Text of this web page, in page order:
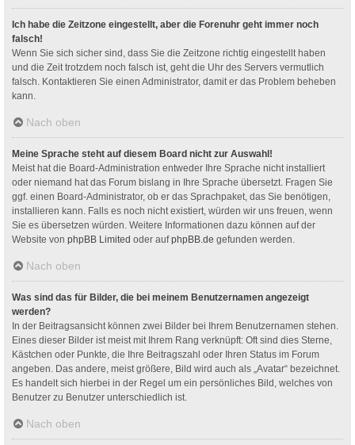
Ich habe die Zeitzone eingestellt, aber die Forenuhr geht immer noch
falsch!
Wenn Sie sich sicher sind, dass Sie die Zeitzone richtig eingestellt haben
und die Zeit trotzdem noch falsch ist, geht die Uhr des Servers vermutlich
falsch. Kontaktieren Sie einen Administrator, damit er das Problem beheben
kann.
Nach oben
Meine Sprache steht auf diesem Board nicht zur Auswahl!
Meist hat die Board-Administration entweder Ihre Sprache nicht installiert
oder niemand hat das Forum bislang in Ihre Sprache übersetzt. Fragen Sie
ggf. einen Board-Administrator, ob er das Sprachpaket, das Sie benötigen,
installieren kann. Falls es noch nicht existiert, würden wir uns freuen, wenn
Sie es übersetzen würden. Weitere Informationen dazu können auf der
Website von phpBB Limited oder aufphpBB.de gefunden werden.
Nach oben
Was sind das für Bilder, die bei meinem Benutzernamen angezeigt
werden?
In der Beitragsansicht können zwei Bilder bei Ihrem Benutzernamen stehen.
Eines dieser Bilder ist meist mit Ihrem Rang verknüpft: Oft sind dies Sterne,
Kästchen oder Punkte, die Ihre Beitragszahl oder Ihren Status im Forum
angeben. Das andere, meist größere, Bild wird auch als „Avatar“ bezeichnet.
Es handelt sich hierbei in der Regel um ein persönliches Bild, welches von
Benutzer zu Benutzer unterschiedlich ist.
Nach oben